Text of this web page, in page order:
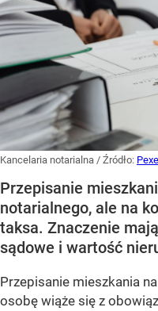
Kancelaria notarialna / Źródło:
Przepisanie
notarialnego, ale na
taksa. Znaczenie
sądowe i wartość
Przepisanie mieszkania
osobę wiąże się z